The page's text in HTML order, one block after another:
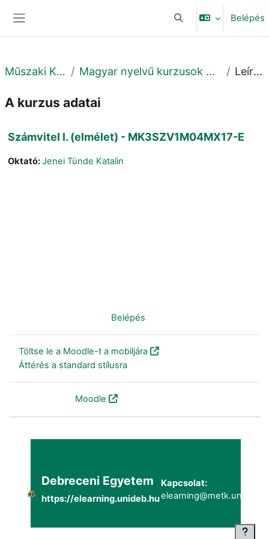
Keresési bemeneti
Belépés
Műszaki Kar Magyar nyelvű kurzusok MK Leírás
A kurzus adatai
Számvitel I. (elmélet) - MK3SZV1M04MX17-E
Oktató:Jenei Tünde Katalin
Belépés
Töltse le a Moodle-t a mobiljára
Áttérés a standard stílusra
Moodle
Debreceni Egyetem
https://elearning.unideb.hu
Kapcsolat: